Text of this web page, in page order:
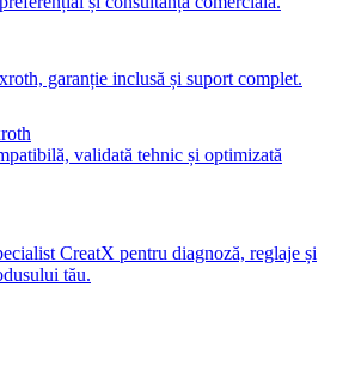
garanție inclusă și suport complet.
validată tehnic și optimizată
CreatX pentru diagnoză, reglaje și
tău.